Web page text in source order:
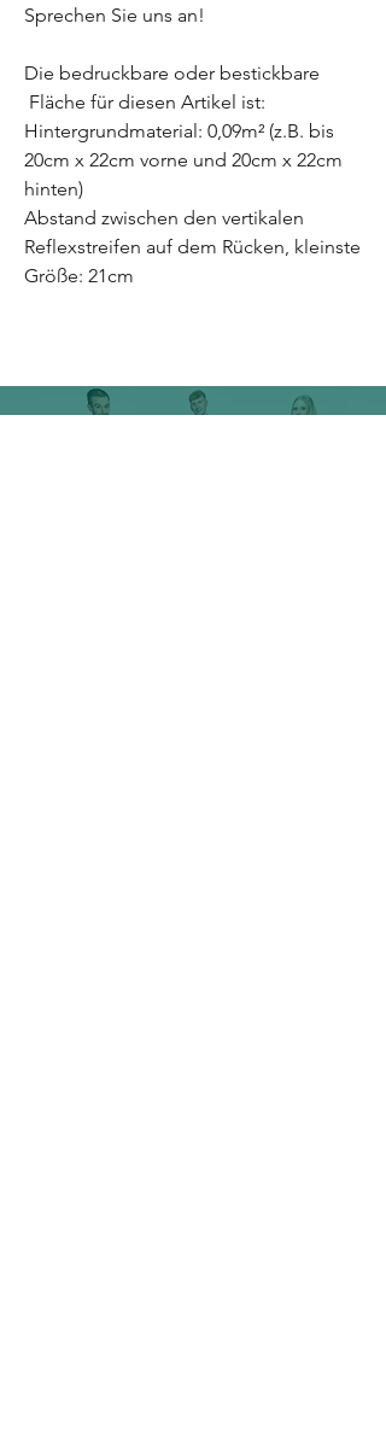
Sprechen Sie uns an!
Die bedruckbare oder bestickbare
Fläche für diesen Artikel ist:
Hintergrundmaterial: 0,09m² (z.B. bis
20cm x 22cm vorne und 20cm x 22cm
hinten)
Abstand zwischen den vertikalen
Reflexstreifen auf dem Rücken, kleinste
Größe: 21cm